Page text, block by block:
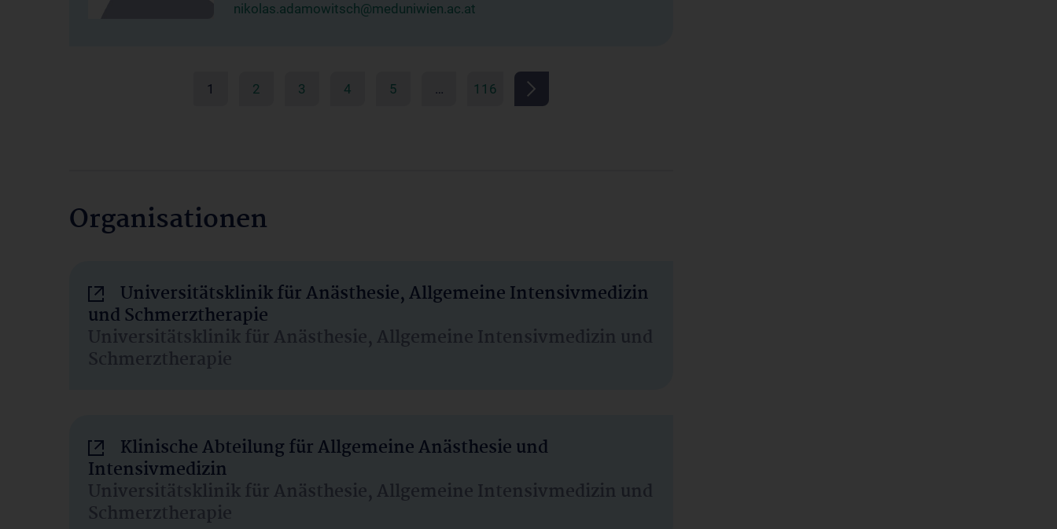
nikolas.adamowitsch@meduniwien.ac.at
1 2 3 4 5 … 116
Organisationen
Universitätsklinik für Anästhesie, Allgemeine Intensivmedizin
und Schmerztherapie
Universitätsklinik für Anästhesie, Allgemeine Intensivmedizin und
Schmerztherapie
Klinische Abteilung für Allgemeine Anästhesie und
Intensivmedizin
Universitätsklinik für Anästhesie, Allgemeine Intensivmedizin und
Schmerztherapie